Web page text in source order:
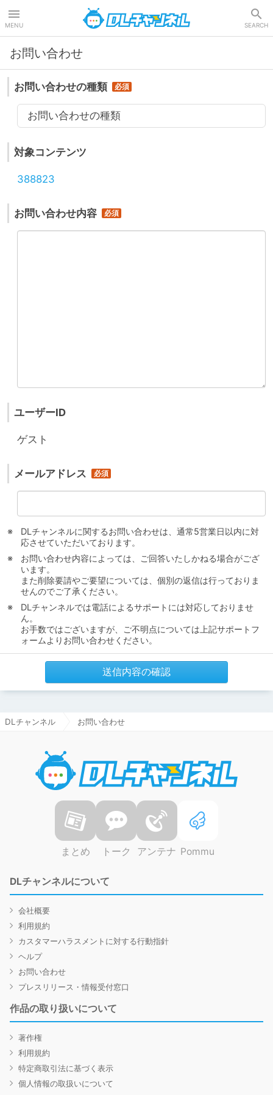
MENU SEARCH
お問い合わせ
お問い合わせの種類
お問い合わせの種類
対象コンテンツ
388823
お問い合わせ内容
ユーザーID
ゲスト
メールアドレス
DLチャンネルに関するお問い合わせは、通常5営業日以内に対
応させていただいております。
お問い合わせ内容によっては、ご回答いたしかねる場合がござ
います。
また削除要請やご要望については、個別の返信は行っておりま
せんのでご了承ください。
DLチャンネルでは電話によるサポートには対応しておりませ
ん。
お手数ではございますが、ご不明点については上記サポートフ
ォームよりお問い合わせください。
送信内容の確認
DLチャンネル お問い合わせ
まとめ トーク アンテナ Pommu
DLチャンネルについて
会社概要
利用規約
カスタマーハラスメントに対する行動指針
ヘルプ
お問い合わせ
プレスリリース・情報受付窓口
作品の取り扱いについて
著作権
利用規約
特定商取引法に基づく表示
個人情報の取扱いについて